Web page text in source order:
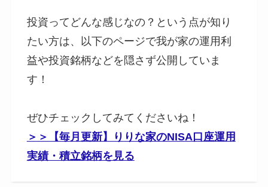
投資ってどんな感じなの？という点が知り
たい方は、以下のページで我が家の運用利
益や投資銘柄などを隠さず公開していま
す！
ぜひチェックしてみてくださいね！
＞＞【毎月更新】りりな家のNISA口座運用
実績・積立銘柄を見る